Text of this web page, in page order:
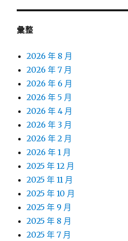
彙整
2026 年 8 月
2026 年 7 月
2026 年 6 月
2026 年 5 月
2026 年 4 月
2026 年 3 月
2026 年 2 月
2026 年 1 月
2025 年 12 月
2025 年 11 月
2025 年 10 月
2025 年 9 月
2025 年 8 月
2025 年 7 月